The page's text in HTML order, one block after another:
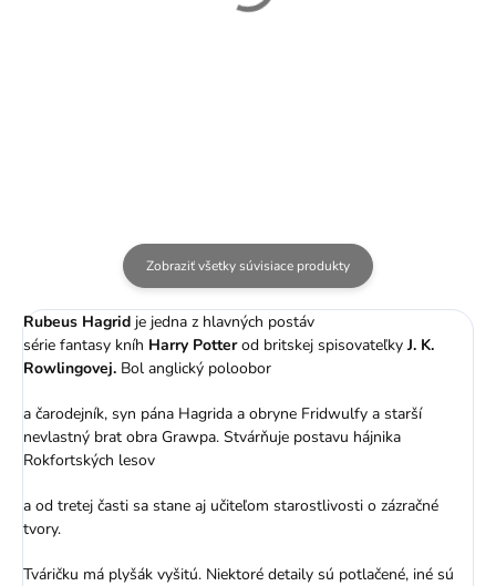
Zobraziť všetky súvisiace produkty
Rubeus Hagrid je jedna z hlavných postáv
série fantasy kníh Harry Potterod britskej spisovateľkyJ. K.
Rowlingovej. Bol anglický poloobor
a čarodejník, syn pána Hagrida a obryne Fridwulfy a starší
nevlastný brat obra Grawpa. Stvárňuje postavu hájnika
Rokfortských lesov
a od tretej časti sa stane aj učiteľom starostlivosti o zázračné
tvory.
Tváričku má plyšák vyšitú. Niektoré detaily sú potlačené, iné sú